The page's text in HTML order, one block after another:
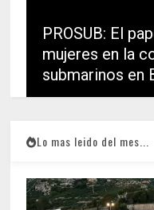
PROSUB: El
mujeres en la
submarinos en
Lo mas leido del mes...